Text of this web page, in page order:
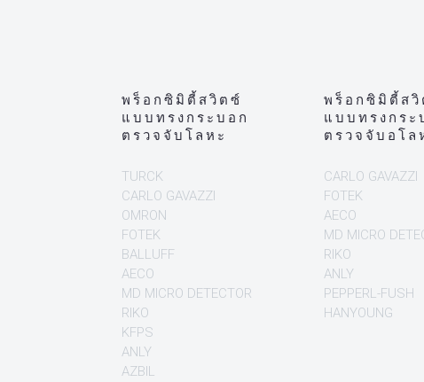
พร็อกซิมิตี้สวิตซ์
แบบทรงกระบอก
ตรวจจับโลหะ
TURCK
CARLO GAVAZZI
OMRON
FOTEK
BALLUFF
AECO
MD MICRO DETECTOR
RIKO
KFPS
ANLY
AZBIL
พร็อกซิมิตี้สวิ
แบบทรงกระ
ตรวจจับอโล
CARLO GAVAZZI
FOTEK
AECO
MD MICRO
RIKO
ANLY
PEPPERL-FUSH
HANYOUNG